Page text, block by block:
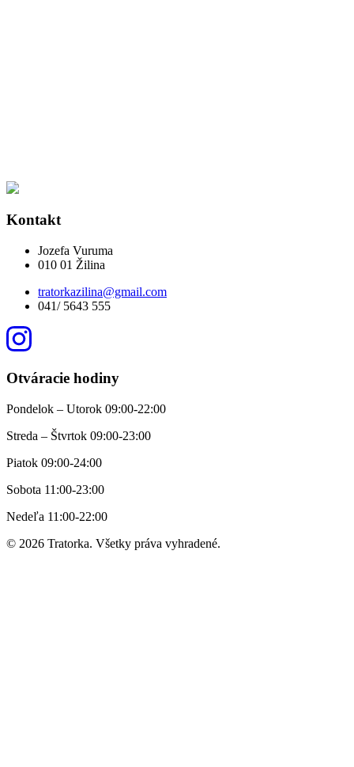
Kontakt
Jozefa Vuruma
010 01 Žilina
tratorkazilina@gmail.com
041/ 5643 555
Otváracie hodiny
Pondelok – Utorok 09:00-22:00
Streda – Štvrtok 09:00-23:00
Piatok 09:00-24:00
Sobota 11:00-23:00
Nedeľa 11:00-22:00
© 2026 Tratorka. Všetky práva vyhradené.